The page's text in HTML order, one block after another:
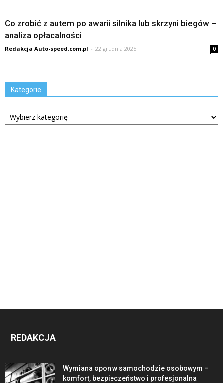
Co zrobić z autem po awarii silnika lub skrzyni biegów –
analiza opłacalności
Redakcja Auto-speed.com.pl - 22 grudnia 2025 0
Kategorie
Kategorie
REDAKCJA
Wymiana opon w samochodzie osobowym –
komfort, bezpieczeństwo i profesjonalna